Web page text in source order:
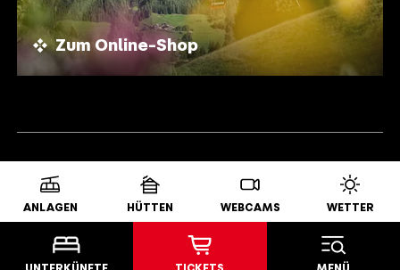
ANLAGEN HÜTTEN WEBCAMS WETTER
Zum Online-Shop
AUSZEICHNUNGEN